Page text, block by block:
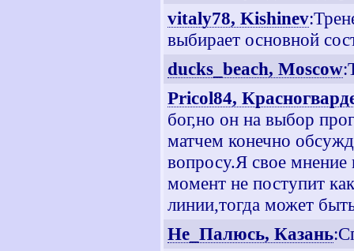
vitaly78, Kishinev
выбирает основной
ducks_beach, Moscow
Pricol84,
бог,но он на выбор
матчем конечно
вопросу.Я свое мнение
момент не поступит
линии,тогда может
Не_Палюсь, Казань